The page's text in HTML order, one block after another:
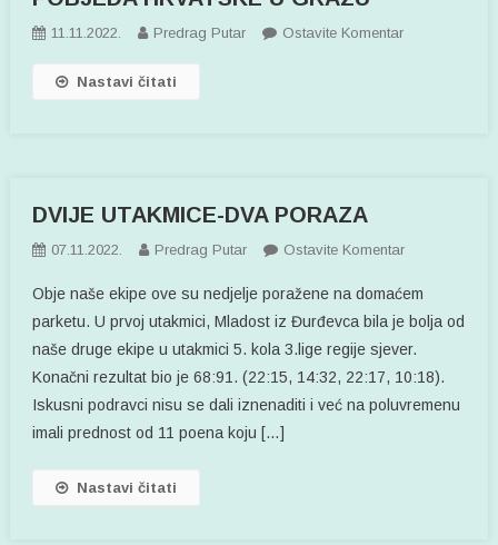
11.11.2022. Predrag Putar Ostavite KomentarNa
Nastavi čitati
DVIJE UTAKMICE-DVA PORAZA
07.11.2022. Predrag Putar Ostavite KomentarNa
UTAKMICE-
DVA
PORAZA
Obje naše ekipe ove su nedjelje poražene na domaćem
parketu. U prvoj utakmici, Mladost iz Đurđevca bila je bolja od
naše druge ekipe u utakmici 5. kola 3.lige regije sjever.
Konačni rezultat bio je 68:91. (22:15, 14:32, 22:17, 10:18).
Iskusni podravci nisu se dali iznenaditi i već na poluvremenu
imali prednost od 11 poena koju […]
Nastavi čitati